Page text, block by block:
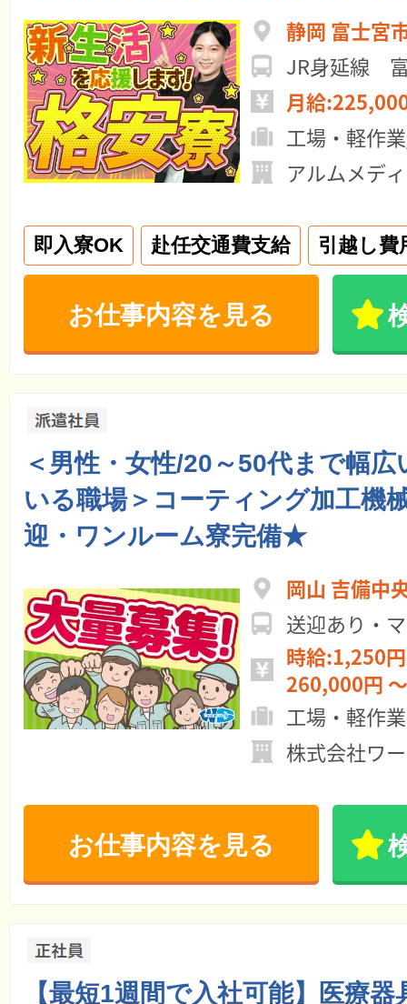
静岡 富士宮
JR身延線
月給
工場・軽作
アルムメデ
即入寮OK 赴任交通費支給 引越し費
お仕事内容を見る
＜男性・女性/20～50代まで幅
いる職場＞コーティング加工機
迎・ワンルーム寮完備★
岡山 吉備中
送迎あり・
時給:1,250
260,000円 ～
工場・軽作業
株式会社ワ
お仕事内容を見る
【最短1週間で入社可能】医療